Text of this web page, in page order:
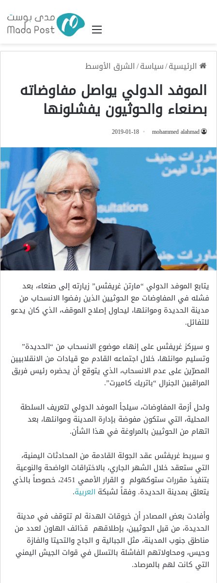
القائمة
الرئيسية/سياسة/الشرق الأوسط
الموفد الدولي يواصل مفاوضاته
بصنعاء والحوثيون يفشلونها
mohammed alahmad
2019-01-18
يتابع الموفد الدولي “مارتن غريفثس” زيارته إلى صنعاء، بعد
فشله في المفاوضات مع الحوثيين الذين رفضوا الانسحاب من
مدينة الحديدة وموانئها، ليحاول إصلاح الموقف، الذي كان يدعو
للتفائل.
و سيركز غريفثس على إنهاء موضوع الانسحاب من “الحديدة”
وتسليم موانئها، خلال اجتماعه القادم مع قيادات من الانقلابيين
المصرّين على عدم الانسحاب، الذي يتوقع أن يحضره رئيس فريق
المراقبين الجنرال “باتريك كاميرت”.
ولحل أزمة المفاوضات، سيلجأ الموفد الدولي لتعريف السلطة
المحلية، التي ستكون مفوضة بإدارة المدينة وموانئها، بعد
اتهام من الحوثيين بالمراوغة في هذا الشأن.
و سيربط غريفثس عقد الجولة القادمة من المحادثات اليمنية،
التي ستعقد خلال الشهر الجاري، بالاختراقات الواضحة والنوعية
بتنفيذ مقررات ستوكهولم و القرار الأممي 2451، خصوصاً بالذي
يتعلق بمدينة الحديدة. وفقاً لشبكة العربية.
وأفادت بعض المصادر أن خروقات الهدنة لم تتوقف في مدينة
الحديدة، من قبل الحوثيين، بإطلاقهم قذائف الهاون لعدد من
مناطق جنوب المدينة، مثل الجبالية و الجاح والتحيتا والفازة
وحيس، ومحاولاتهم الفاشلة بالتسلل في قوات الجيش اليمني
التي كانت لهم بالمرصاد.